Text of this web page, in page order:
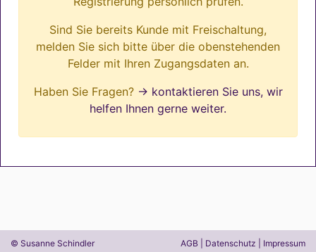
Sind Sie bereits Kunde mit Freischaltung,
melden Sie sich bitte über die obenstehenden
Felder mit Ihren Zugangsdaten an.
Haben Sie Fragen? → kontaktieren Sie uns, wir
helfen Ihnen gerne weiter.
© Susanne Schindler
AGB Datenschutz Impressum